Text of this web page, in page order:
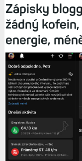
Zápisky
žádný
energie,